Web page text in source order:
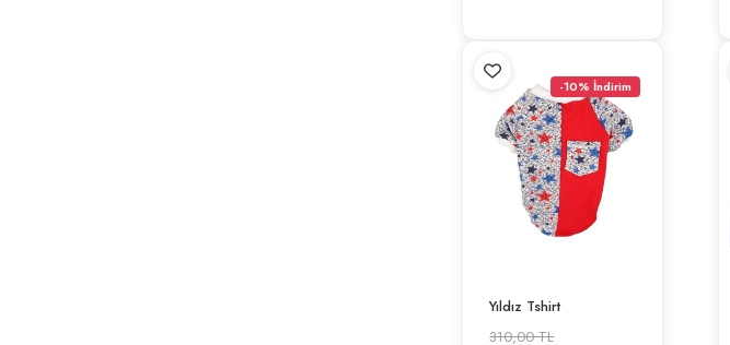
-10% İndirim
Yıldız Tshirt
310,00 TL